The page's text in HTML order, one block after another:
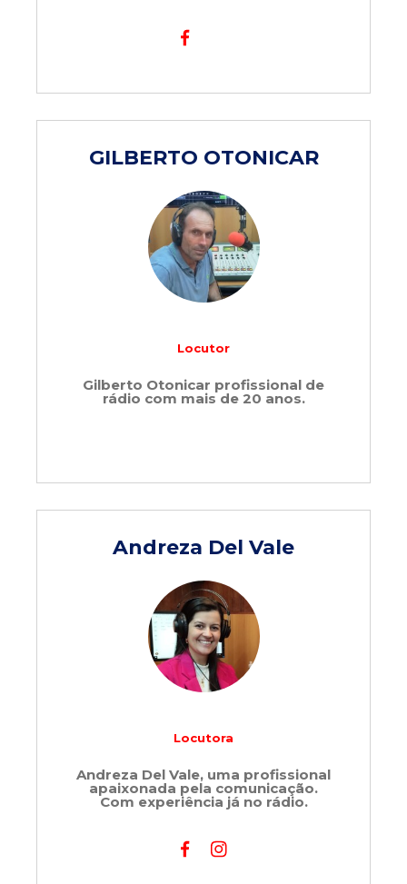
GILBERTO OTONICAR
Locutor
Gilberto Otonicar profissional de
rádio com mais de 20 anos.
Andreza Del Vale
Locutora
Andreza Del Vale, uma profissional
apaixonada pela comunicação.
Com experiência já no rádio.